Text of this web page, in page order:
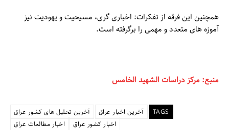
همچنین این فرقه از تفکرات: اخباری گری، مسیحیت و یهودیت نیز
آموزه های متعدد و مهمی را برگرفته است.
منبع: مرکز دراسات الشهيد الخامس
TAGS آخرین اخبار عراق
آخرین تحلیل های کشور عراق
اخبار کشور عراق
اخبار مطالعات عراق